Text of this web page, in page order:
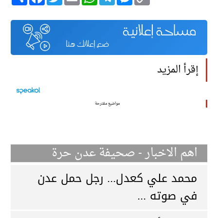
إقرأ المزيد
مواضيع مقترحة
اهم الاخبار - صحيفة عدن حرة
محمد علي كعدل... رجل حمل عدن
في صوته ...